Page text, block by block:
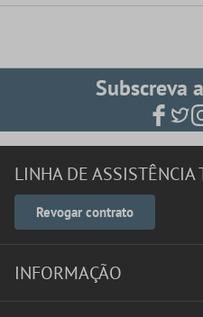
Subscreva
LINHA DE ASSISTÊNCIA
Revogar contrato
INFORMAÇÃO